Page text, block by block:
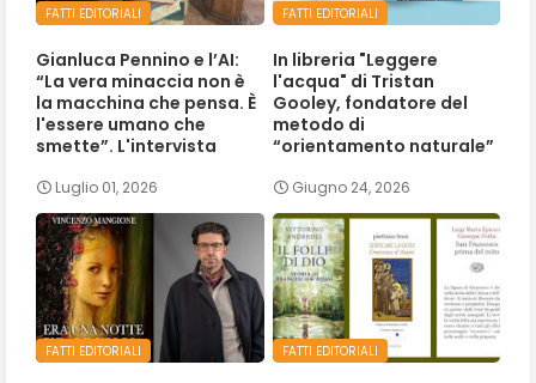
FATTI EDITORIALI
Gianluca Pennino e l’AI:
“La vera minaccia non è
la macchina che pensa. È
l'essere umano che
smette”. L'intervista
Luglio 01, 2026
FATTI EDITORIALI
In libreria "Leggere
l'acqua" di Tristan
Gooley, fondatore del
metodo di
“orientamento naturale”
Giugno 24, 2026
FATTI EDITORIALI FATTI EDITORIALI